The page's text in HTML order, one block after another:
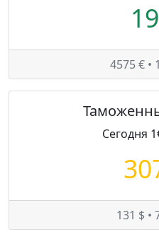
4575 € •
Сегодня
131 $ •